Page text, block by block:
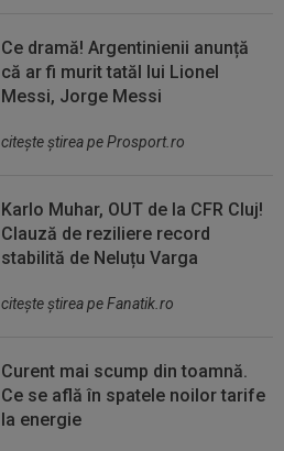
Ce dramă! Argentinienii anunță
că ar fi murit tatăl lui Lionel
Messi, Jorge Messi
citeşte ştirea pe Prosport.ro
Karlo Muhar, OUT de la CFR Cluj!
Clauză de reziliere record
stabilită de Neluțu Varga
citeşte ştirea pe Fanatik.ro
Curent mai scump din toamnă.
Ce se află în spatele noilor tarife
la energie